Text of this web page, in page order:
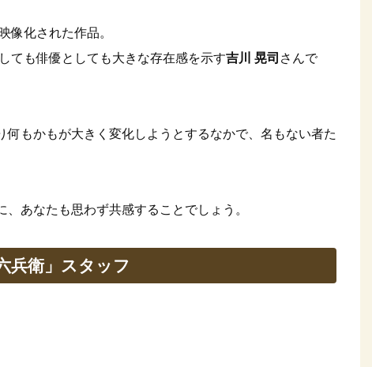
像化された作品。
ても俳優としても大きな存在感を示す吉川 晃司 さんで
もかもが大きく変化しようとするなかで、名もない者た
、あなたも思わず共感することでしょう。
兵衛」スタッフ